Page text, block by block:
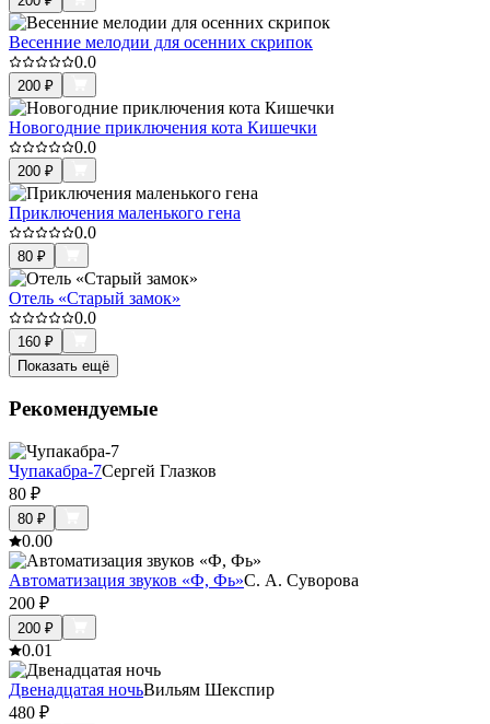
Весенние мелодии для осенних скрипок
0.0
200 ₽
Новогодние приключения кота Кишечки
0.0
200 ₽
Приключения маленького гена
0.0
80 ₽
Отель «Старый замок»
0.0
160 ₽
Показать ещё
Рекомендуемые
Чупакабра-7Сергей Глазков
80 ₽
80 ₽
0.00
Автоматизация звуков «Ф, Фь»С. А. Суворова
200 ₽
200 ₽
0.01
Двенадцатая ночьВильям Шекспир
480 ₽